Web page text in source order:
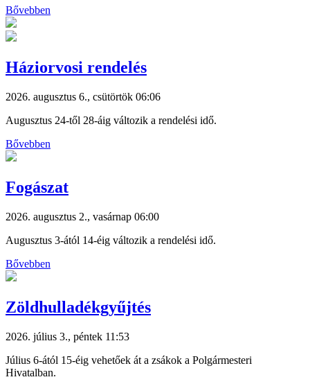
Bővebben
Háziorvosi rendelés
2026. augusztus 6., csütörtök 06:06
Augusztus 24-től 28-áig változik a rendelési idő.
Bővebben
Fogászat
2026. augusztus 2., vasárnap 06:00
Augusztus 3-ától 14-éig változik a rendelési idő.
Bővebben
Zöldhulladékgyűjtés
2026. július 3., péntek 11:53
Július 6-ától 15-éig vehetőek át a zsákok a Polgármesteri
Hivatalban.